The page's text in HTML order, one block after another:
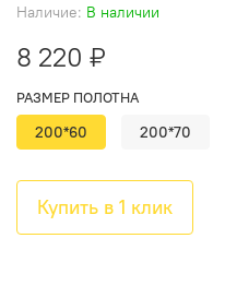
Наличие: В наличии
8 220 ₽
Купить в 1 клик
РАЗМЕР ПОЛОТНА
200*60 200*70